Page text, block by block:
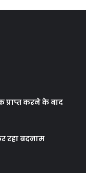
प्राप्त करने के बाद
रहा बदनाम